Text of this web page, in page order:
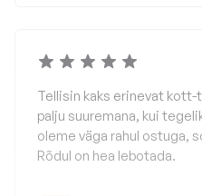
Tellisin kaks erinevat
palju suuremana, kui
oleme väga rahul ostuga,
Rõdul on hea lebotada.